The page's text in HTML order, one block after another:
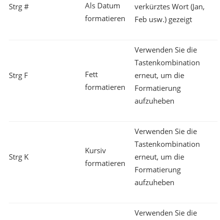
Strg #
Als Datum
formatieren
verkürztes Wort (Jan,
Feb usw.) gezeigt
Strg F
Fett
formatieren
Verwenden Sie die
Tastenkombination
erneut, um die
Formatierung
aufzuheben
Strg K
Kursiv
formatieren
Verwenden Sie die
Tastenkombination
erneut, um die
Formatierung
aufzuheben
Verwenden Sie die